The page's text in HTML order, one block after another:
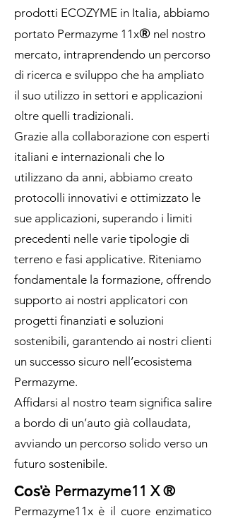
prodotti ECOZYME in Italia, abbiamo
portato Permazyme 11x® nel nostro
mercato, intraprendendo un percorso
di ricerca e sviluppo che ha ampliato
il suo utilizzo in settori e applicazioni
oltre quelli tradizionali.
Grazie alla collaborazione con esperti
italiani e internazionali che lo
utilizzano da anni, abbiamo creato
protocolli innovativi e ottimizzato le
sue applicazioni, superando i limiti
precedenti nelle varie tipologie di
terreno e fasi applicative. Riteniamo
fondamentale la formazione, offrendo
supporto ai nostri applicatori con
progetti finanziati e soluzioni
sostenibili, garantendo ai nostri clienti
un successo sicuro nell’ecosistema
Permazyme.
Affidarsi al nostro team significa salire
a bordo di un’auto già collaudata,
avviando un percorso solido verso un
futuro sostenibile.
Cos’è Permazyme11 X ®
Permazyme11x è il cuore enzimatico